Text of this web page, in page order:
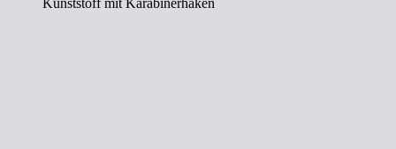
Kunststoff mit Karabinerhaken